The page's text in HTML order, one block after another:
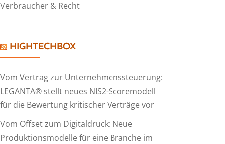
Verbraucher & Recht
HIGHTECHBOX
Vom Vertrag zur Unternehmenssteuerung:
LEGANTA® stellt neues NIS2-Scoremodell
für die Bewertung kritischer Verträge vor
Vom Offset zum Digitaldruck: Neue
Produktionsmodelle für eine Branche im